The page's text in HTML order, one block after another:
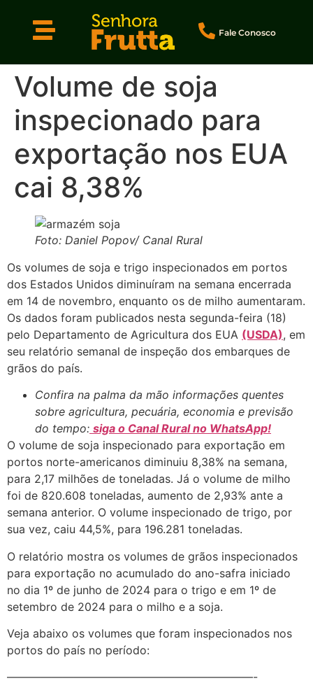
Fale Conosco
Volume de soja
inspecionado para
exportação nos EUA
cai 8,38%
Foto: Daniel Popov/ Canal Rural
Os volumes de soja e trigo inspecionados em portos
dos Estados Unidos diminuíram na semana encerrada
em 14 de novembro, enquanto os de milho aumentaram.
Os dados foram publicados nesta segunda-feira (18)
pelo Departamento de Agricultura dos EUA (USDA), em
seu relatório semanal de inspeção dos embarques de
grãos do país.
Confira na palma da mão informações quentes
sobre agricultura, pecuária, economia e previsão
do tempo: siga o Canal Rural no WhatsApp!
O volume de soja inspecionado para exportação em
portos norte-americanos diminuiu 8,38% na semana,
para 2,17 milhões de toneladas. Já o volume de milho
foi de 820.608 toneladas, aumento de 2,93% ante a
semana anterior. O volume inspecionado de trigo, por
sua vez, caiu 44,5%, para 196.281 toneladas.
O relatório mostra os volumes de grãos inspecionados
para exportação no acumulado do ano-safra iniciado
no dia 1º de junho de 2024 para o trigo e em 1º de
setembro de 2024 para o milho e a soja.
Veja abaixo os volumes que foram inspecionados nos
portos do país no período:
——————————————————————-